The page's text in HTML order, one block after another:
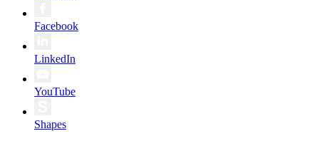
Facebook
LinkedIn
YouTube
Shapes